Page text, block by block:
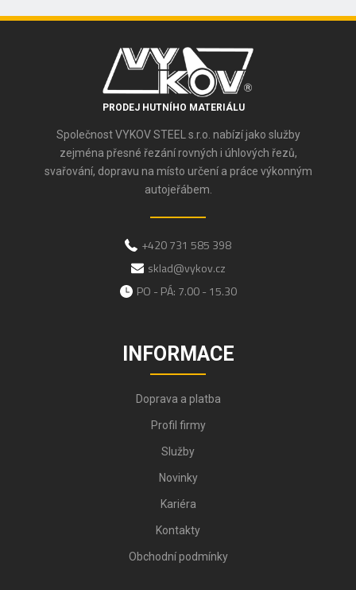
PRODEJ HUTNÍHO MATERIÁLU
Společnost VYKOV STEEL s.r.o. nabízí jako služby
zejména přesné řezání rovných i úhlových řezů,
svařování, dopravu na místo určení a práce výkonným
autojeřábem.
+420 731 585 398
sklad@vykov.cz
PO - PÁ: 7.00 - 15.30
INFORMACE
Doprava a platba
Profil firmy
Služby
Novinky
Kariéra
Kontakty
Obchodní podmínky